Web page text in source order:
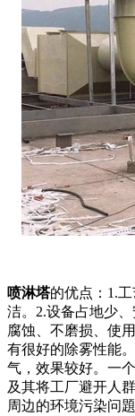
喷淋塔的优点：1.
洁。2.设备占地少
腐蚀、不磨损、使
有很好的除雾性能
气，效果较好。一
及其将工厂避开人
周边的环境污染问